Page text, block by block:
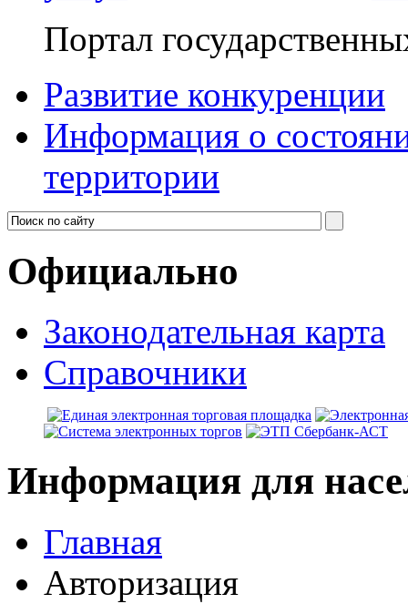
Портал
Развитие конкуренции
Информация о
территории
Официально
Законодательная карта
Справочники
Информация для
Главная
Авторизация